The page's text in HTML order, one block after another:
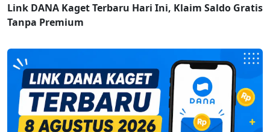
Link DANA Kaget Terbaru Hari Ini, Klaim Saldo Gratis
Tanpa Premium